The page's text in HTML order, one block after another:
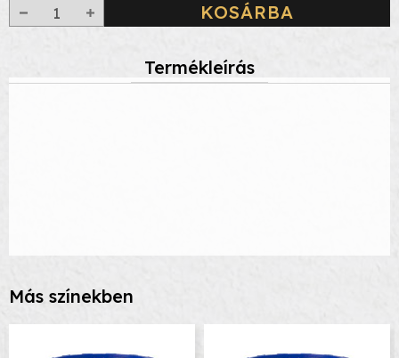
KOSÁRBA
Termékleírás
Más színekben